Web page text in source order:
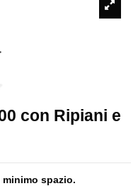
con Ripiani e
spazio.